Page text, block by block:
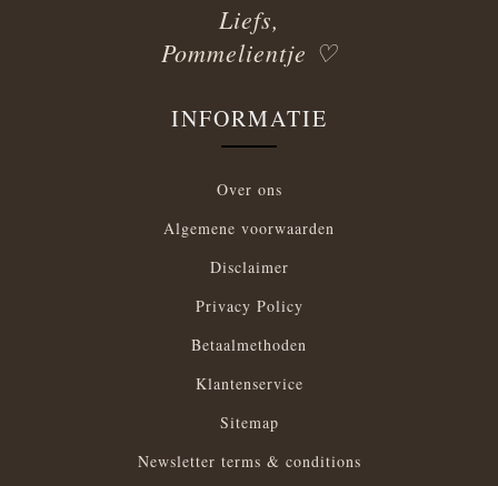
Liefs,
Pommelientje ♡
INFORMATIE
Over ons
Algemene voorwaarden
Disclaimer
Privacy Policy
Betaalmethoden
Klantenservice
Sitemap
Newsletter terms & conditions